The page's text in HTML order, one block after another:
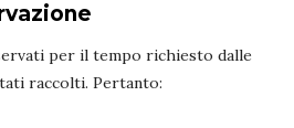
per il tempo richiesto dalle
raccolti. Pertanto: